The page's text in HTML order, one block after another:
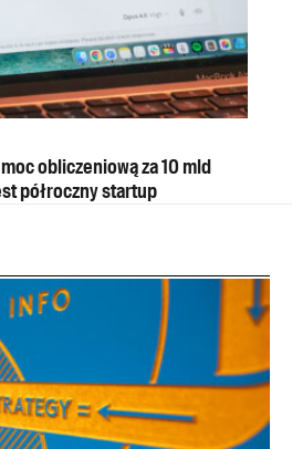
obliczeniową za 10 mld
półroczny startup